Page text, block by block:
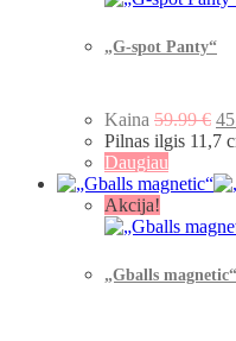
„G-spot Panty“
Kaina 59.99€
Pilnas ilgis 11,7
Daugiau
Akcija!
„Gballs magnetic“